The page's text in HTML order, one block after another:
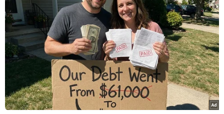
phép Anh rời EU vào ngày 1/7
05/04/2019 10:26
Đề xuất của Chủ tịch EC chấp nhận trì hoãn Brexit tới 1
năm sẽ cho phép Vương quốc Anh rời khối này vào
ngày 1/7, nếu tới thời điểm đó Quốc hội Anh phê chuẩn
thỏa thuận "ly hôn."